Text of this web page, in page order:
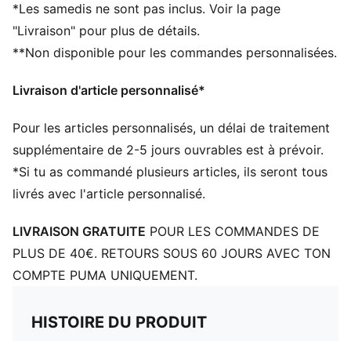
Matière principale : Tissage en toile
Col : Col montant
Manches longues
Longueur : Veste standard
Chevilles élastiquées
*Les samedis ne sont pas inclus. Voir la page
"Livraison" pour plus de détails.
**Non disponible pour les commandes personnalisées.
Livraison d'article personnalisé*
Pour les articles personnalisés, un délai de traitement
supplémentaire de 2-5 jours ouvrables est à prévoir.
*Si tu as commandé plusieurs articles, ils seront tous
livrés avec l'article personnalisé.
LIVRAISON GRATUITE POUR LES COMMANDES DE
PLUS DE 40€. RETOURS SOUS 60 JOURS AVEC TON
COMPTE PUMA UNIQUEMENT.
HISTOIRE DU PRODUIT